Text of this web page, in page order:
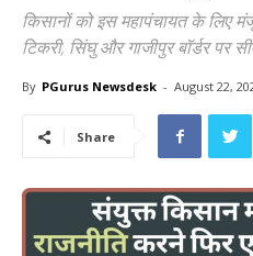
किसानों को इस महापंचायत के लिए
टिकरी, सिंघु और गाजीपुर बॉर्डर पर
By PGurus Newsdesk - August 22,
Share